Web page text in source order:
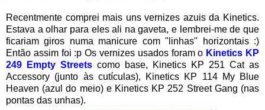
Recentmente comprei mais uns vernizes azuis da Kinetics.
Estava a olhar para eles ali na gaveta, e lembrei-me de que
ficariam giros numa manicure com "linhas" horizontais :)
Então assim foi :p Os vernizes usados foram o Kinetics KP
249 Empty Streets como base, Kinetics KP 251 Cat as
Accessory (junto às cutículas), Kinetics KP 114 My Blue
Heaven (azul do meio) e Kinetics KP 252 Street Gang (nas
pontas das unhas).